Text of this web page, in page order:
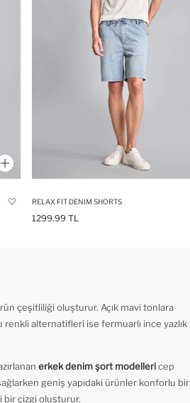
RELAX FIT DENIM SHORTS
1299.99 TL
çeşitliliği oluşturur. Açık mavi tonlara
renkli alternatifleri ise fermuarlı ince yazlık
erkek denim şort modellericep
geniş yapıdaki ürünler konforlu bir
bir çizgi oluşturur.